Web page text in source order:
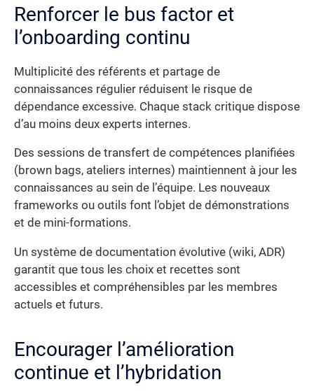
Renforcer le bus factor et
l’onboarding continu
Multiplicité des référents et partage de
connaissances régulier réduisent le risque de
dépendance excessive. Chaque stack critique dispose
d’au moins deux experts internes.
Des sessions de transfert de compétences planifiées
(brown bags, ateliers internes) maintiennent à jour les
connaissances au sein de l’équipe. Les nouveaux
frameworks ou outils font l’objet de démonstrations
et de mini-formations.
Un système de documentation évolutive (wiki, ADR)
garantit que tous les choix et recettes sont
accessibles et compréhensibles par les membres
actuels et futurs.
Encourager l’amélioration
continue et l’hybridation